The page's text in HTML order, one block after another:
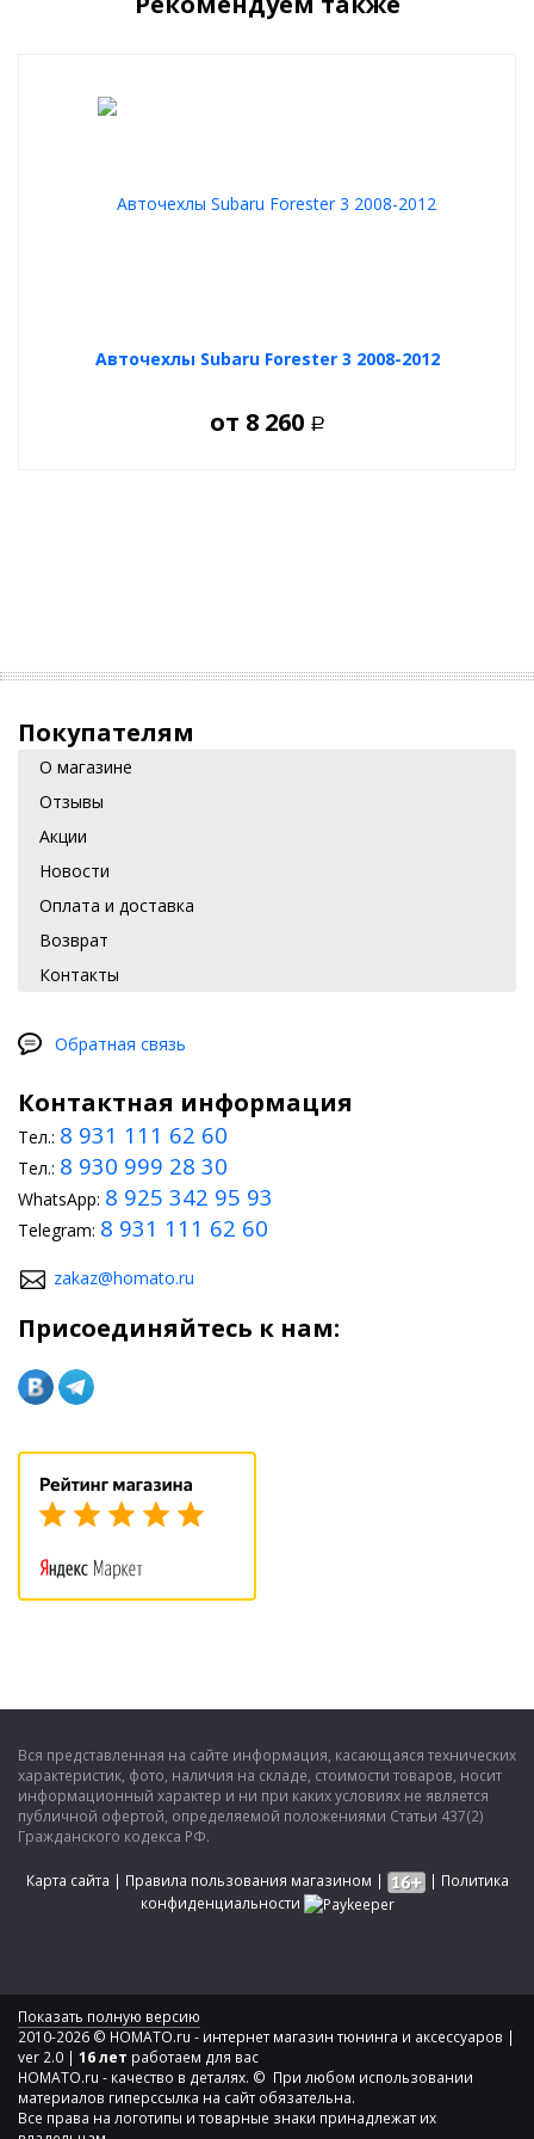
Subaru Forester III 2008-2012:
долговечны и практичны
изготовлены из дышащих материалов
сможете в нашем конфигураторе, где подберете разные цвета,
Авточехлы Subaru Forester 3 2008-2012
от 8 260 Р
Покупателям
О магазине
Отзывы
Акции
Новости
Оплата и доставка
Возврат
Контакты
Обратная связь
Контактная информация
Тел.: 8 931 111 62 60
Тел.: 8 930 999 28 30
WhatsApp: 8 925 342 95 93
Telegram: 8 931 111 62 60
zakaz@homato.ru
Присоединяйтесь к нам:
Вся представленная на сайте информация, касающаяся технических
характеристик, фото, наличия на складе, стоимости товаров, носит
информационный характер и ни при каких условиях не является
публичной офертой, определяемой положениями Статьи 437(2)
Гражданского кодекса РФ.
Карта сайта | Правила пользования магазином | | Политика
конфиденциальности
Показать полную версию
2010-2026 © HOMATO.ru - интернет магазин тюнинга и аксессуаров |
ver 2.0 | 16 лет работаем для вас
HOMATO.ru - качество в деталях. © При любом использовании
материалов гиперссылка на сайт обязательна.
Все права на логотипы и товарные знаки принадлежат их